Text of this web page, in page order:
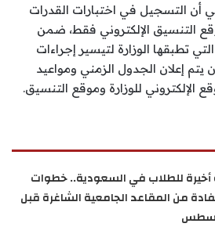
أن التسجيل في اختبارات القدرات
التنسيق الإلكتروني فقط، ضمن
تطبقها الوزارة لتيسير إجراءات
يتم إعلان الجدول الزمني ومواعيد
الإلكتروني للوزارة وموقع التنسيق.
للطلاب في السعودية.. خطوات
من المقاعد الجامعية الشاغرة قبل